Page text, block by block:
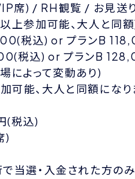
席) / RH観覧 / お見送り
上参加可能、大人と
税込) or プランB
税込) or プランB
よって変動あり)
能、大人と同額になり
(税込)
)
当選・入金された方の